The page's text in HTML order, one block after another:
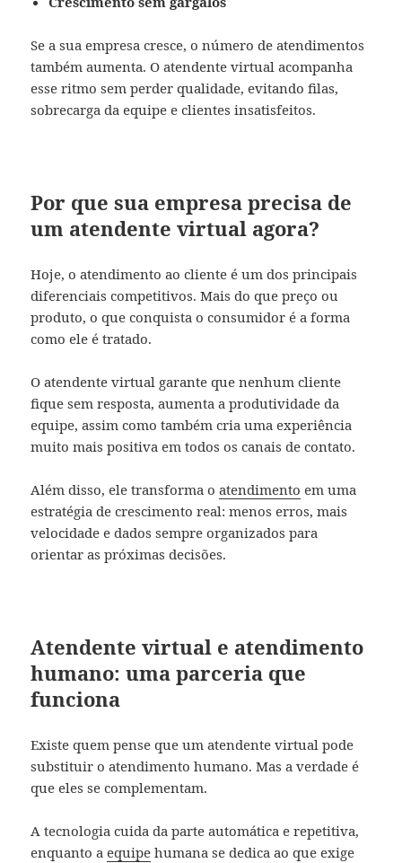
Se a sua empresa cresce, o número de atendimentos
também aumenta. O atendente virtual acompanha
esse ritmo sem perder qualidade, evitando filas,
sobrecarga da equipe e clientes insatisfeitos.
Por que sua empresa precisa de
um atendente virtual agora?
Hoje, o atendimento ao cliente é um dos principais
diferenciais competitivos. Mais do que preço ou
produto, o que conquista o consumidor é a forma
como ele é tratado.
O atendente virtual garante que nenhum cliente
fique sem resposta, aumenta a produtividade da
equipe, assim como também cria uma experiência
muito mais positiva em todos os canais de contato.
Além disso, ele transforma oatendimento em uma
estratégia de crescimento real: menos erros, mais
velocidade e dados sempre organizados para
orientar as próximas decisões.
Atendente virtual e atendimento
humano: uma parceria que
funciona
Existe quem pense que um atendente virtual pode
substituir o atendimento humano. Mas a verdade é
que eles se complementam.
A tecnologia cuida da parte automática e repetitiva,
enquanto a equipe humana se dedica ao que exige